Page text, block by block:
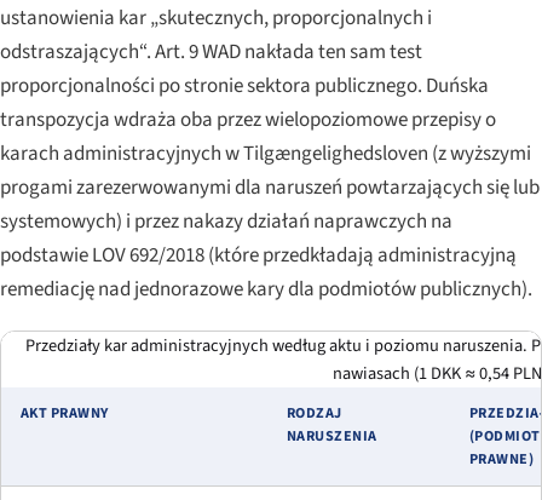
ustanowienia kar „skutecznych, proporcjonalnych i
odstraszających“. Art. 9 WAD nakłada ten sam test
proporcjonalności po stronie sektora publicznego. Duńska
transpozycja wdraża oba przez wielopoziomowe przepisy o
karach administracyjnych w Tilgængelighedsloven (z wyższymi
progami zarezerwowanymi dla naruszeń powtarzających się lub
systemowych) i przez nakazy działań naprawczych na
podstawie LOV 692/2018 (które przedkładają administracyjną
remediację nad jednorazowe kary dla podmiotów publicznych).
Przedziały kar administracyjnych według aktu i poziomu naruszenia.
nawiasach (1 DKK ≈ 0,54
AKT PRAWNY
RODZAJ
NARUSZENIA
PRAWNE)